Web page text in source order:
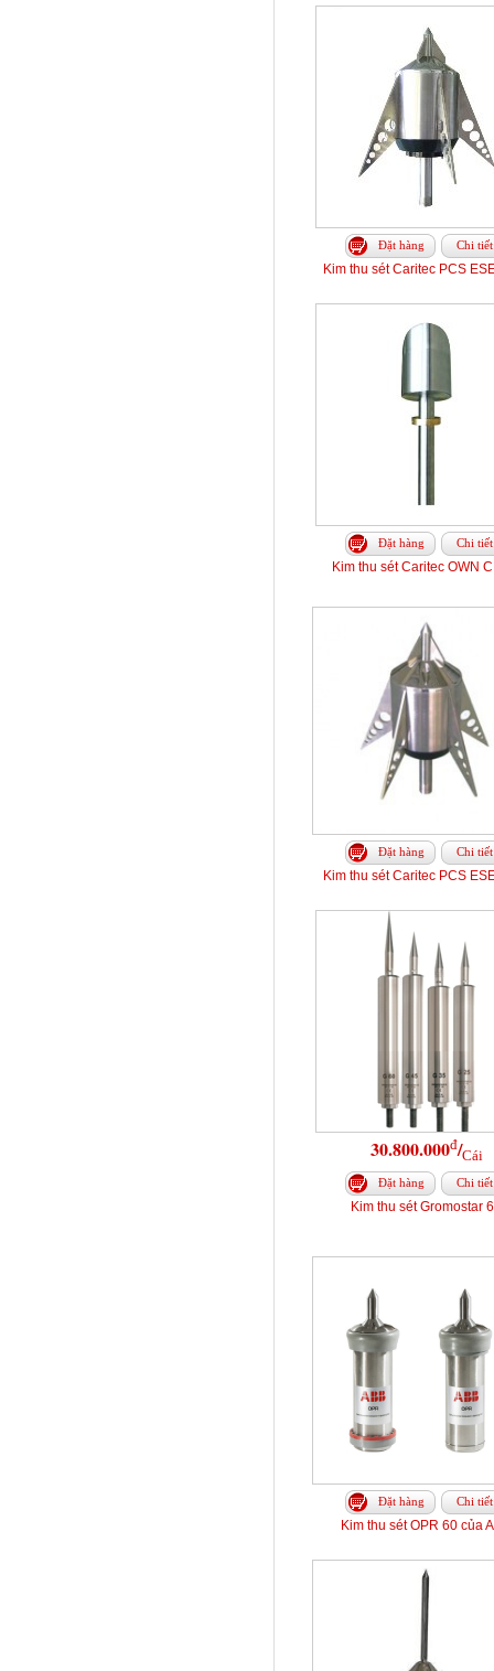
Đặt hàng Chi tiết
Kim thu sét Caritec PCS
Đặt hàng Chi tiết
Kim thu sét Caritec OWN
Đặt hàng Chi tiết
Kim thu sét Caritec PCS
30.800.000đ/Cái
Đặt hàng Chi tiết
Kim thu sét Gromostar
Đặt hàng Chi tiết
Kim thu sét OPR 60 của